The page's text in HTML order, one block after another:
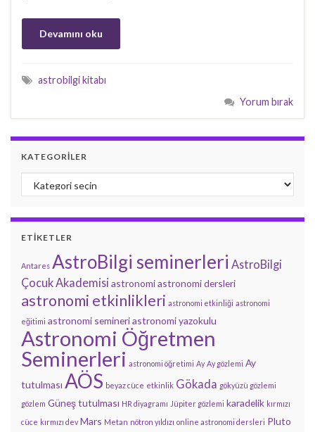
Devamını oku
astrobilgi kitabı
Yorum bırak
KATEGORILER
Kategoriler
ETIKETLER
Antares AstroBilgi seminerleri AstroBilgi
Çocuk Akademisi astronomiastronomi dersleri
astronomi etkinlikleri astronomi etkinliği astronomi
eğitimi astronomi semineriastronomi yazokulu
Astronomi Öğretmen
Seminerleri astronomi öğretimi Ay Ay gözlemi Ay
tutulması AÖS beyaz cüce etkinlik Gökada gökyüzü gözlemi
gözlem Güneş tutulması HR diyagramı Jüpiter gözlemi karadelik kırmızı
cüce kırmızı dev Mars Metan nötron yıldızı online astronomi dersleri Pluto